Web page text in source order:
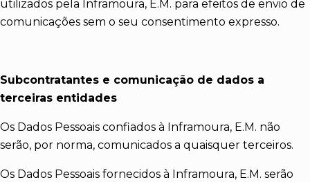
utilizados pela Inframoura, E.M. para efeitos de envio de
comunicações sem o seu consentimento expresso.
Subcontratantes e comunicação de dados a
terceiras entidades
Os Dados Pessoais confiados à Inframoura, E.M. não
serão, por norma, comunicados a quaisquer terceiros.
Os Dados Pessoais fornecidos à Inframoura, E.M. serão